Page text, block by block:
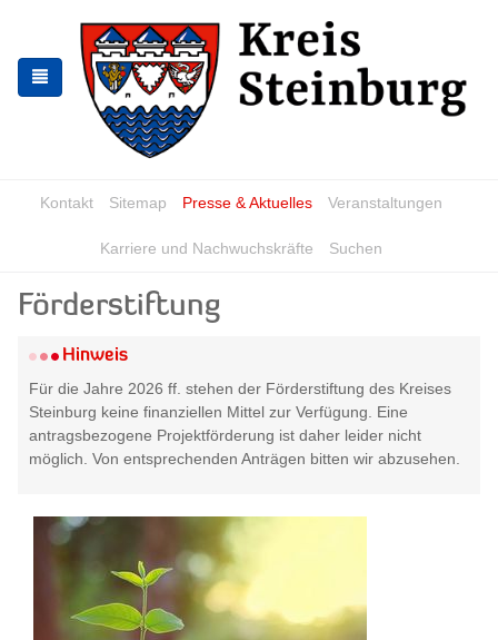
springen
springen
Kontakt Sitemap Presse & Aktuelles Veranstaltungen
Karriere und Nachwuchskräfte Suchen
Förderstiftung
Hinweis
Für die Jahre 2026 ff. stehen der Förderstiftung des Kreises
Steinburg keine finanziellen Mittel zur Verfügung. Eine
antragsbezogene Projektförderung ist daher leider nicht
möglich. Von entsprechenden Anträgen bitten wir abzusehen.